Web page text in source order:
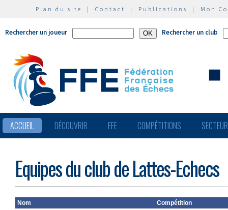
Plan du site | Contact | Publications | Mon
Rechercher un joueur Rechercher un club
ACCUEIL DÉCOUVRIR FFE COMPÉTITIONS
Equipes du club de Lattes-Echecs
Nom
Compétition